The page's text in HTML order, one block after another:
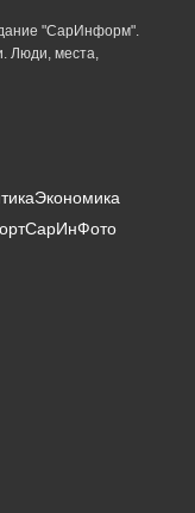
"СарИнформ".
Люди, места,
Экономика
СарИнФото